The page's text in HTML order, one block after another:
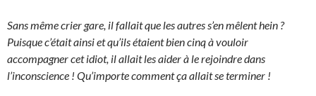
Sans même crier gare, il fallait que les autres s’en mêlent hein ?
Puisque c’était ainsi et qu’ils étaient bien cinq à vouloir
accompagner cet idiot, il allait les aider à le rejoindre dans
l’inconscience ! Qu’importe comment ça allait se terminer !